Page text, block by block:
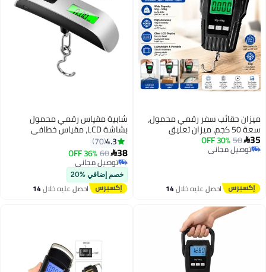
ميزان حقائب سفر رقمي محمول،
سعة 50 كجم، ميزان تعليق
خلفية للسفر، الأمتعة، والطرود
35
50
30% OFF
توصيل مجاني
توصيل مجاني
احصل عليه خلال14
شابية مقياس رقمي محمول
بشاشة LCD، مقياس خطافي
إلكتروني، حقيبة سفر معلقة، أداة
موازنة وزن أمتعة السفر
4.3
70
38
60
36% OFF
توصيل مجاني
توصيل مجاني
خصم إضافي %20
احصل عليه خلال14